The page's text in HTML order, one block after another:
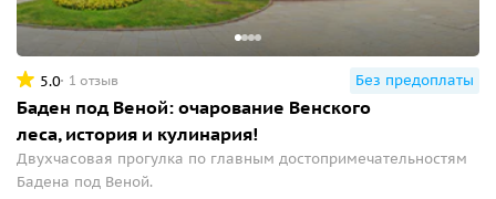
5.0 1 отзыв Без предоплаты
Баден под Веной: очарование Венского
леса, история и кулинария!
Двухчасовая прогулка по главным достопримечательностям
Бадена под Веной.